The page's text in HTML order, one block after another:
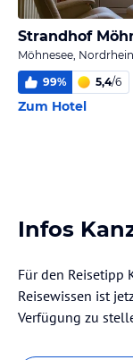
Strandhof
Möhnesee,
99% 5,4/6
Zum Hotel
Infos
Für den Reisetipp
Reisewissen ist
Verfügung zu